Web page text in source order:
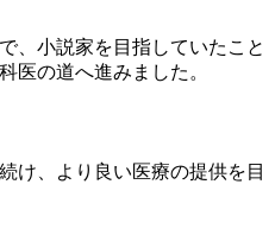
、小説家を目指していたこと
医の道へ進みました。
け、より良い医療の提供を目